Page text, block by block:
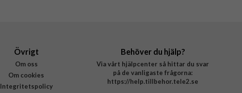
Övrigt
Om oss
Om cookies
Integritetspolicy
Behöver du hjälp?
Via vårt hjälpcenter så hittar du svar
på de vanligaste frågorna:
https://help.tillbehor.tele2.se